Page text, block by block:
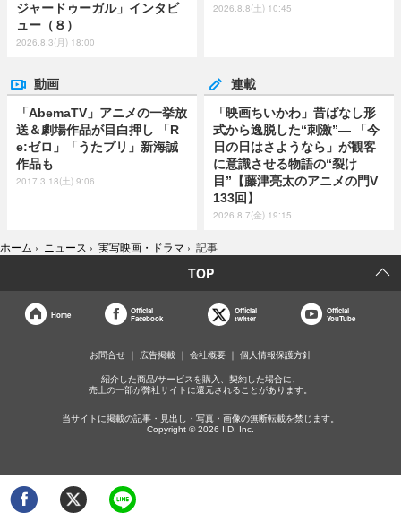
ジャードゥーガル」インタビ
ュー（８）
2026.8.3(月) 18:00
2026.8.8(土) 10:45
動画
「AbemaTV」アニメの一挙放
送＆劇場作品が目白押し 「R
e:ゼロ」「うたプリ」新海誠
作品も
2017.3.18(土) 9:06
連載
「映画ちいかわ」昔ばなし形
式から逸脱した“刺激”― 「今
日の日はさようなら」が観客
に意識させる物語の“裂け
目”【藤津亮太のアニメの門V
133回】
2026.8.7(金) 19:15
ホーム › ニュース › 実写映画・ドラマ › 記事
TOP
Home
Official
Facebook
Official
twitter
Official
YouTube
お問合せ 広告掲載 会社概要 個人情報保護方針
紹介した商品/サービスを購入、契約した場合に、
売上の一部が弊社サイトに還元されることがあります。
当サイトに掲載の記事・見出し・写真・画像の無断転載を禁じます。
Copyright © 2026 IID, Inc.